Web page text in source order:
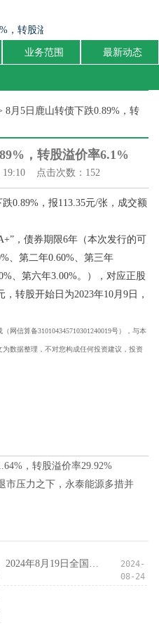
，转股溢价率6.1%
业务范围 最新动态
8月5日鹿山转债下跌0.89%，转
，转股溢价率6.1%
19:10 点击次数：152
0.89%，报113.35元/张，成交额
，债券期限6年（本次发行的可
、第二年0.60%、第三年
、第六年3.00%。），对应正股
转股开始日为2023年10月9日，
网信算备310104345710301240019号），与本
数据整理，不对您构成任何投资建议，投资
，转股溢价率29.92%
市压力之下，永泰能源多措并
2024年8月19日全国主要批发市场桂七价格行情
2024-
08-24